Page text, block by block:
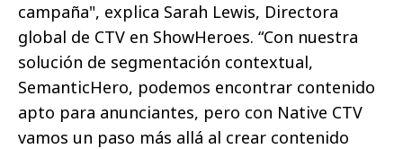
campaña", explica Sarah Lewis, Directora
global de CTV en ShowHeroes. “Con nuestra
solución de segmentación contextual,
SemanticHero, podemos encontrar contenido
apto para anunciantes, pero con Native CTV
vamos un paso más allá al crear contenido